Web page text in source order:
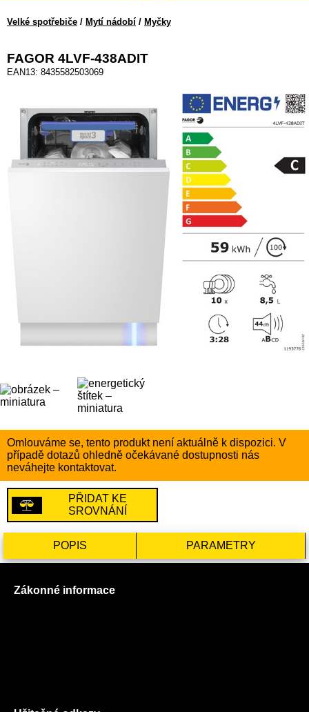
Velké spotřebiče / Mytí nádobí / Myčky
FAGOR 4LVF-438ADIT
EAN13: 8435582503069
Omlouváme se, tento produkt není aktuálně k dispozici. V
případě dotazů ohledně očekávané dostupnosti nás
neváhejte kontaktovat.
PŘIDAT KE
SROVNÁNÍ
POPIS PARAMETRY
Zákonné informace